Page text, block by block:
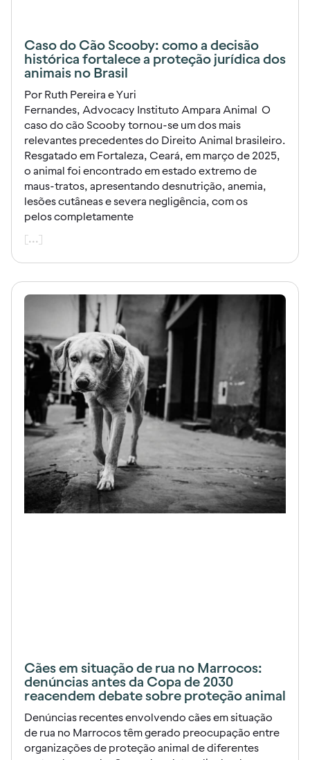
Caso do Cão Scooby: como a decisão
histórica fortalece a proteção jurídica dos
animais no Brasil
Por Ruth Pereira e Yuri
Fernandes, Advocacy Instituto Ampara Animal O
caso do cão Scooby tornou-se um dos mais
relevantes precedentes do Direito Animal brasileiro.
Resgatado em Fortaleza, Ceará, em março de 2025,
o animal foi encontrado em estado extremo de
maus-tratos, apresentando desnutrição, anemia,
lesões cutâneas e severa negligência, com os
pelos completamente
[...]
Cães em situação de rua no Marrocos:
denúncias antes da Copa de 2030
reacendem debate sobre proteção animal
Denúncias recentes envolvendo cães em situação
de rua no Marrocos têm gerado preocupação entre
organizações de proteção animal de diferentes